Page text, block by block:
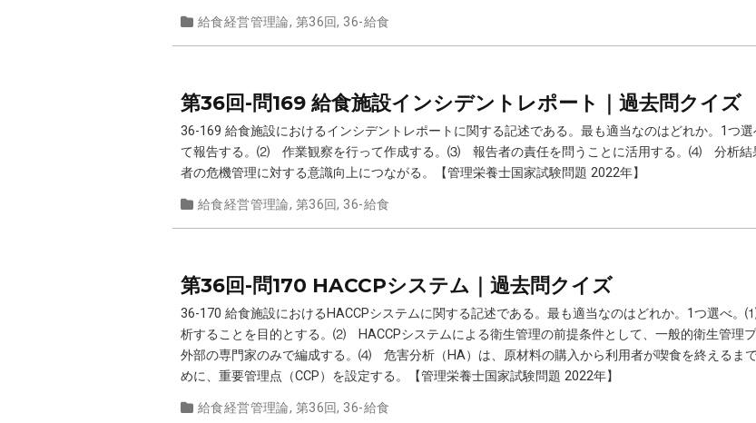
給食経営管理論, 第36回, 36-給食
第36回-問169 給食施設インシデントレポート｜過去問クイズ
36-169 給食施設におけるインシデントレポートに関する記述である。最も適当なのはどれか。1
て報告する。⑵ 作業観察を行って作成する。⑶ 報告者の責任を問うことに活用する。⑷ 分析
者の危機管理に対する意識向上につながる。【管理栄養士国家試験問題 2022年】
給食経営管理論, 第36回, 36-給食
第36回-問170 HACCPシステム｜過去問クイズ
36-170 給食施設におけるHACCPシステムに関する記述である。最も適当なのはどれか。1つ選べ
析することを目的とする。⑵ HACCPシステムによる衛生管理の前提条件として、一般的衛生管理
外部の専門家のみで編成する。⑷ 危害分析（HA）は、原材料の購入から利用者が喫食を終える
めに、重要管理点（CCP）を設定する。【管理栄養士国家試験問題 2022年】
給食経営管理論, 第36回, 36-給食